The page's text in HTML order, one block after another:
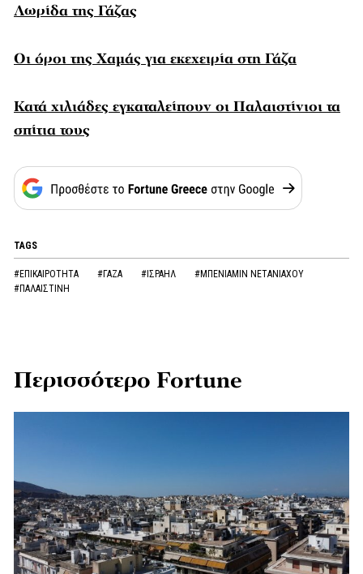
Λωρίδα της Γάζας
Οι όροι της Χαμάς για εκεχειρία στη Γάζα
Κατά χιλιάδες εγκαταλείπουν οι Παλαιστίνιοι τα
σπίτια τους
TAGS
#ΕΠΙΚΑΙΡΟΤΗΤΑ #ΓΑΖΑ #ΙΣΡΑΗΛ
#ΜΠΕΝΙΑΜΙΝ ΝΕΤΑΝΙΑΧΟΥ
#ΠΑΛΑΙΣΤΙΝΗ
Περισσότερο Fortune